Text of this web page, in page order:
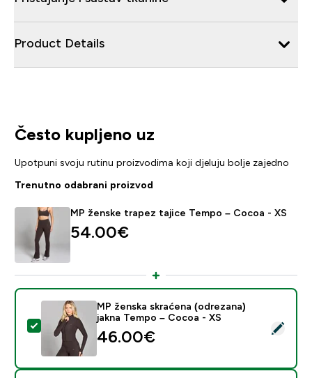
Product Details
Često kupljeno uz
Upotpuni svoju rutinu proizvodima koji djeluju bolje zajedno
Trenutno odabrani proizvod
MP ženske trapez tajice Tempo – Cocoa - XS
54.00€‎
Odaberi ovaj proizvod - MP ženska skraćena
MP ženska skraćena (odrezana)
jakna Tempo – Cocoa - XS
46.00€‎